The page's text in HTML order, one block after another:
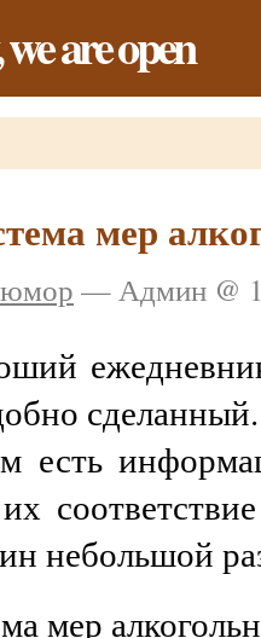
are open
мер
юмор — Админ @
сделанный.
есть
небольшой
мер